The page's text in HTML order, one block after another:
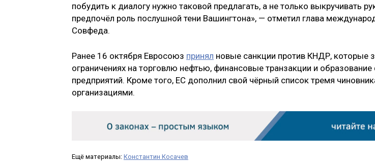
побудить к диалогу нужно таковой предлагать, а не только выкручивать
предпочёл роль послушной тени Вашингтона», — отметил глава
Совфеда.
Ранее 16 октября Евросоюз принял новые санкции против КНДР, которые
ограничениях на торговлю нефтью, финансовые транзакции и
предприятий. Кроме того, ЕС дополнил свой чёрный список тремя
организациями.
Ещё материалы: Константин Косачев